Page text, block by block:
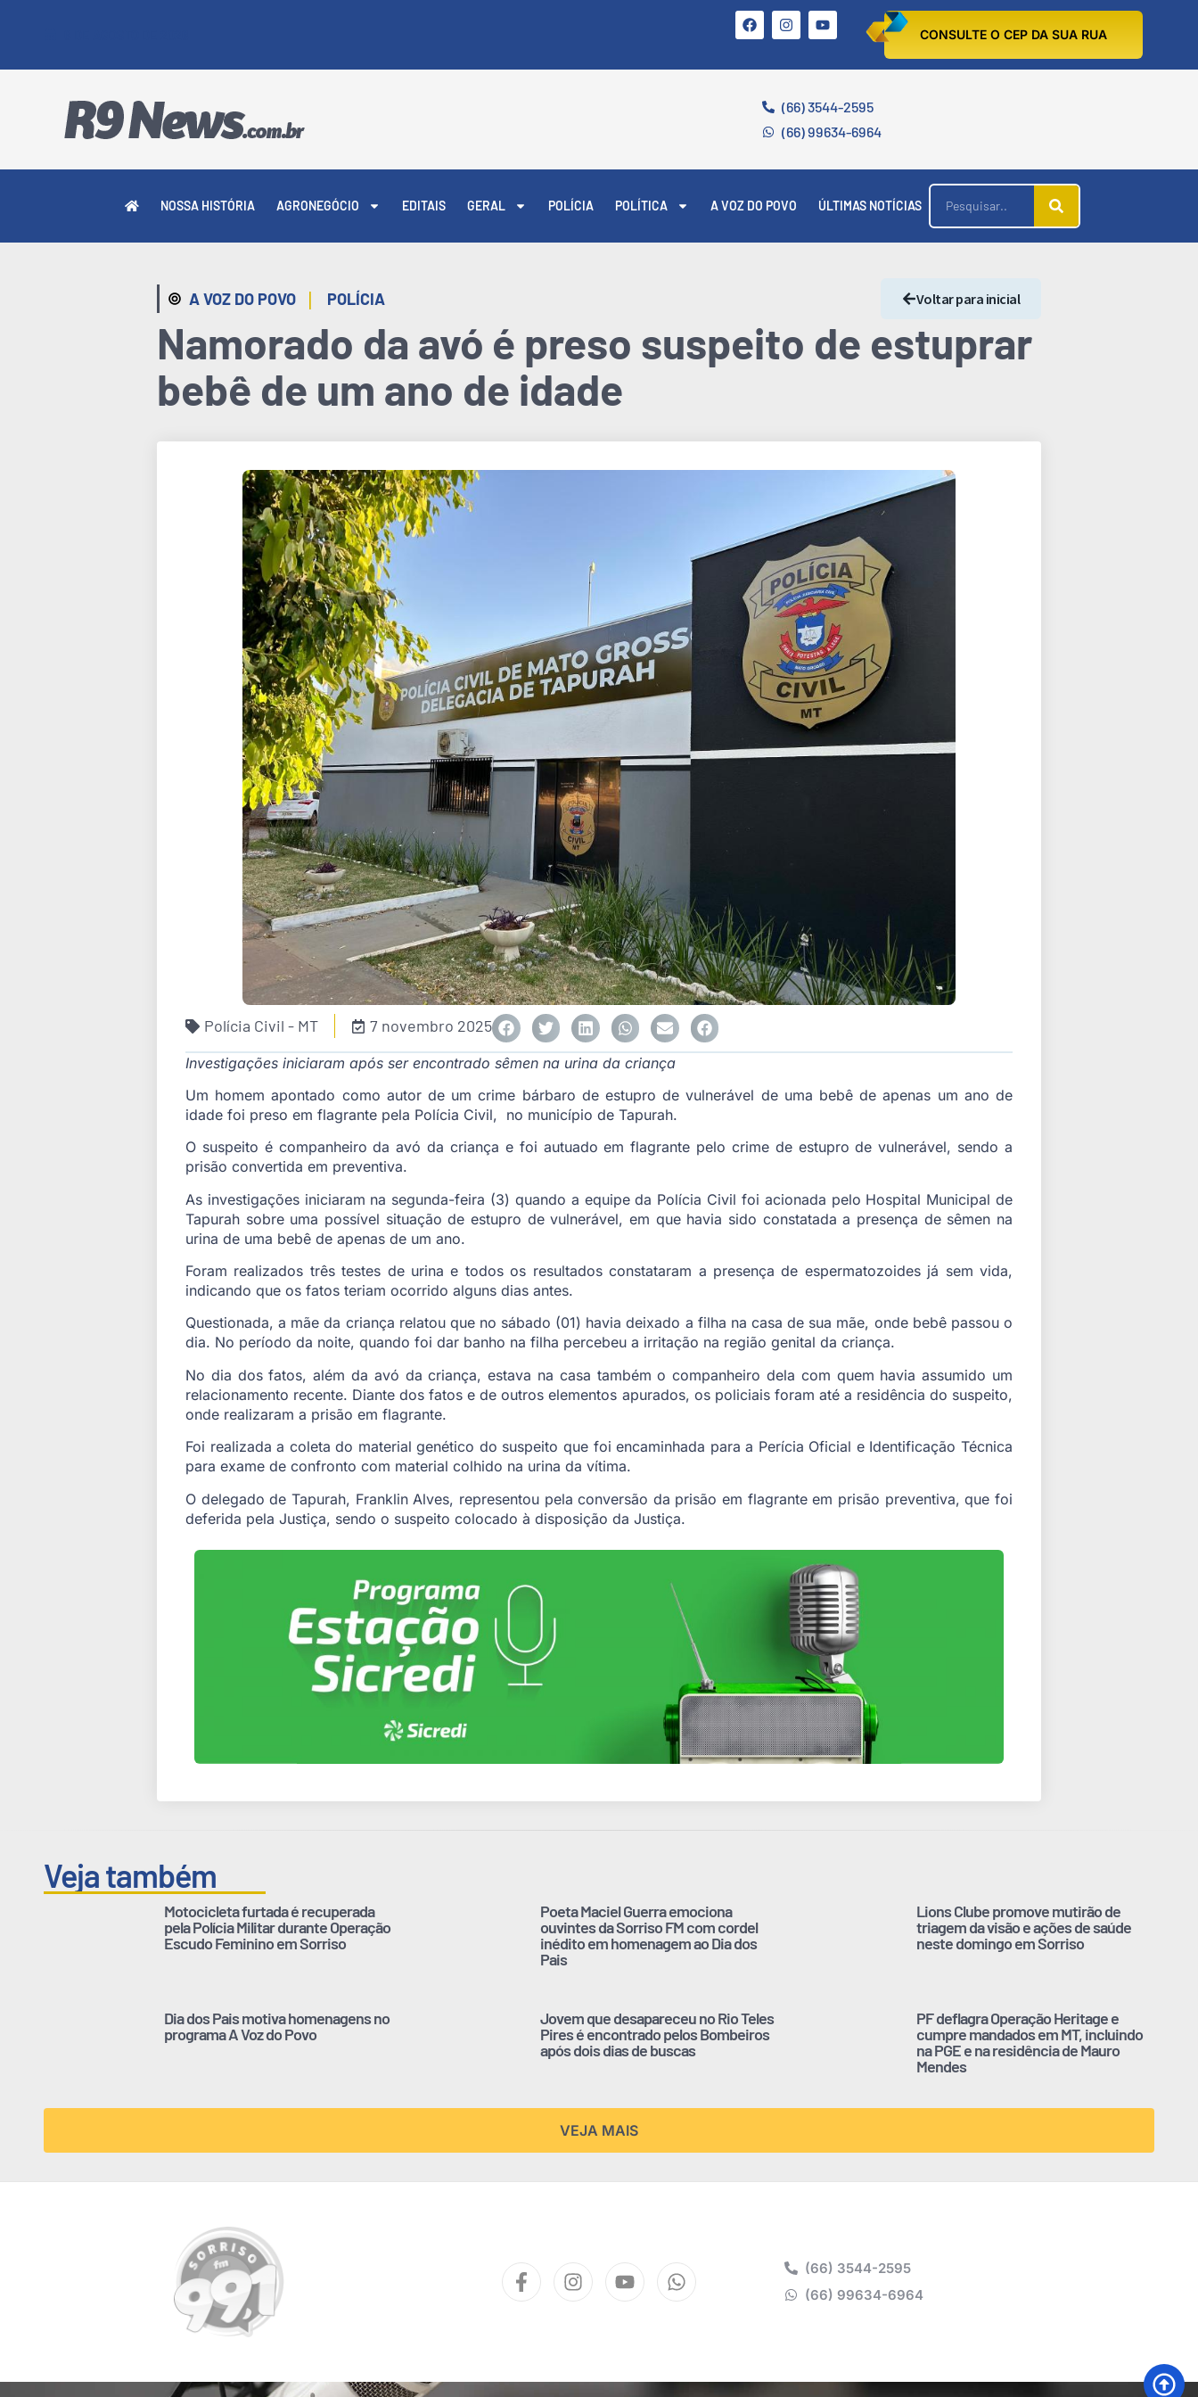
CONSULTE O CEP DA SUA RUA
(66) 3544-2595
(66) 99634-6964
NOSSA HISTÓRIA AGRONEGÓCIO EDITAIS GERAL POLÍCIA POLÍTICA A VOZ DO POVO ÚLTIMAS NOTÍCIAS
A VOZ DO POVO | POLÍCIA Voltar para inicial
Namorado da avó é preso suspeito de estuprar
bebê de um ano de idade
Polícia Civil - MT 7 novembro 2025
Investigações iniciaram após ser encontrado sêmen na urina da criança
Um homem apontado como autor de um crime bárbaro de estupro de vulnerável de uma bebê de apenas um ano de
idade foi preso em flagrante pela Polícia Civil, no município de Tapurah.
O suspeito é companheiro da avó da criança e foi autuado em flagrante pelo crime de estupro de vulnerável, sendo a
prisão convertida em preventiva.
As investigações iniciaram na segunda-feira (3) quando a equipe da Polícia Civil foi acionada pelo Hospital Municipal de
Tapurah sobre uma possível situação de estupro de vulnerável, em que havia sido constatada a presença de sêmen na
urina de uma bebê de apenas de um ano.
Foram realizados três testes de urina e todos os resultados constataram a presença de espermatozoides já sem vida,
indicando que os fatos teriam ocorrido alguns dias antes.
Questionada, a mãe da criança relatou que no sábado (01) havia deixado a filha na casa de sua mãe, onde bebê passou o
dia. No período da noite, quando foi dar banho na filha percebeu a irritação na região genital da criança.
No dia dos fatos, além da avó da criança, estava na casa também o companheiro dela com quem havia assumido um
relacionamento recente. Diante dos fatos e de outros elementos apurados, os policiais foram até a residência do suspeito,
onde realizaram a prisão em flagrante.
Foi realizada a coleta do material genético do suspeito que foi encaminhada para a Perícia Oficial e Identificação Técnica
para exame de confronto com material colhido na urina da vítima.
O delegado de Tapurah, Franklin Alves, representou pela conversão da prisão em flagrante em prisão preventiva, que foi
deferida pela Justiça, sendo o suspeito colocado à disposição da Justiça.
Veja também
Motocicleta furtada é recuperada
pela Polícia Militar durante Operação
Escudo Feminino em Sorriso
Poeta Maciel Guerra emociona
ouvintes da Sorriso FM com cordel
inédito em homenagem ao Dia dos
Pais
Lions Clube promove mutirão de
triagem da visão e ações de saúde
neste domingo em Sorriso
Dia dos Pais motiva homenagens no
programa A Voz do Povo
Jovem que desapareceu no Rio Teles
Pires é encontrado pelos Bombeiros
após dois dias de buscas
PF deflagra Operação Heritage e
cumpre mandados em MT, incluindo
na PGE e na residência de Mauro
Mendes
VEJA MAIS
(66) 3544-2595
(66) 99634-6964